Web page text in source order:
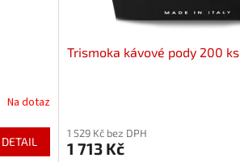
Na dotaz
DETAIL
Trismoka kávové pody 200 ks
1 529 Kč bez DPH
1 713 Kč